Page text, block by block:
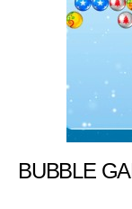
BUBBLE